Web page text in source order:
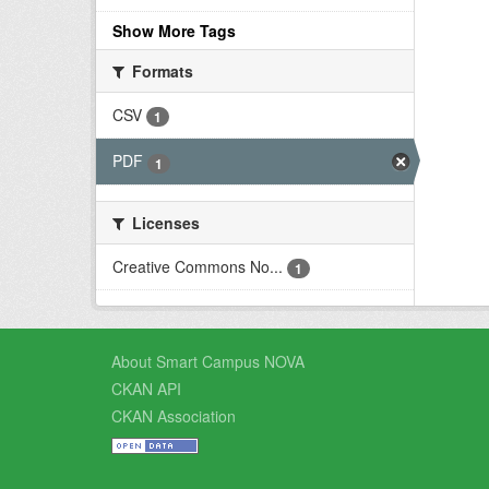
Show More Tags
Formats
CSV
1
PDF 1
Licenses
Creative Commons No...
1
About Smart Campus NOVA
CKAN API
CKAN Association